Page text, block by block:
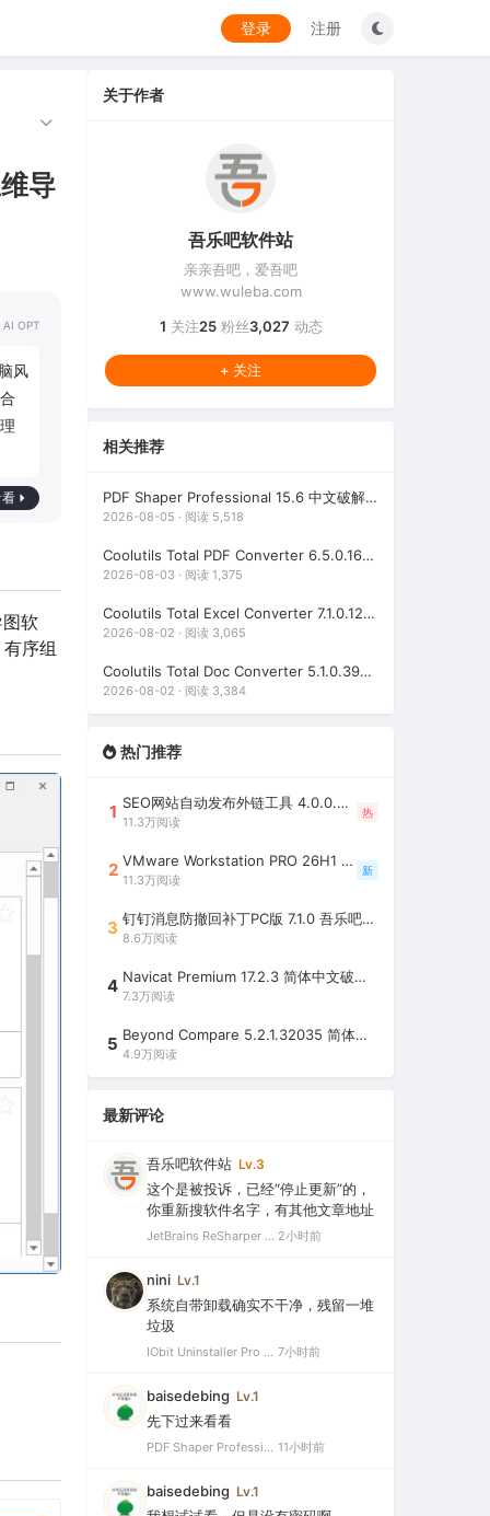
登录 注册
导
OPT
风
软
序组
关于作者
吾乐吧软件站
亲亲吾吧，爱吾吧
www.wuleba.com
1 关注25粉丝3,027 动态
+ 关注
相关推荐
PDF Shaper Professional 15.6 中文破解版（强大实用的全能PDF工具箱）
2026-08-05 · 阅读 5,518
Coolutils Total PDF Converter 6.5.0.168 多语言激活版（PDF格式转换）
2026-08-03 · 阅读 1,375
Coolutils Total Excel Converter 7.1.0.128 中文破解版（Excel格式转换工具）
2026-08-02 · 阅读 3,065
Coolutils Total Doc Converter 5.1.0.393 中文破解版（Word格式转换工具）
2026-08-02 · 阅读 3,384
热门推荐
1 SEO网站自动发布外链工具 4.0.0.0 吾乐吧优化版（智能代理狂刷外链）
11.3万阅读
热
2 VMware Workstation PRO 26H1 中文精简安装注册版 / 完整版（最好用的虚拟机软件）
11.3万阅读
新
3 钉钉消息防撤回补丁PC版 7.1.0 吾乐吧优化版（支持消息防撤回+钉钉多开+支持消息永不已读+去除钉钉水印）
8.6万阅读
4 Navicat Premium 17.2.3 简体中文破解版（多重数据库管理工具）
7.3万阅读
5 Beyond Compare 5.2.1.32035 简体中文注册版（超强文件/夹比较工具）
4.9万阅读
最新评论
吾乐吧软件站 Lv.3
这个是被投诉，已经“停止更新”的，
你重新搜软件名字，有其他文章地址
JetBrains ReSharper 2021.2.1 Ultimate 官方最新破解版+注册机（VS最好用的插件，停止更新） 2小时前
nini Lv.1
系统自带卸载确实不干净，残留一堆
垃圾
IObit Uninstaller Pro 15.5.0.11 绿色特别版（强大的软件卸载工具） 7小时前
baisedebing Lv.1
先下过来看看
PDF Shaper Professional 15.6 中文破解版（强大实用的全能PDF工具箱） 11小时前
baisedebing Lv.1